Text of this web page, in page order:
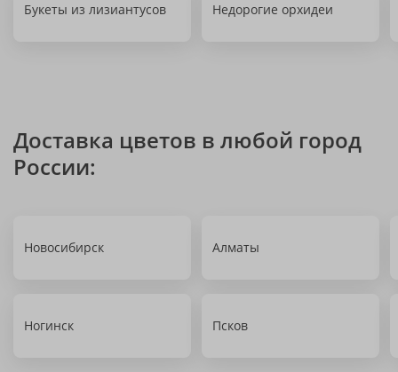
Букеты из лизиантусов Недорогие орхидеи
Доставка цветов в любой город
России:
Новосибирск Алматы
Ногинск Псков